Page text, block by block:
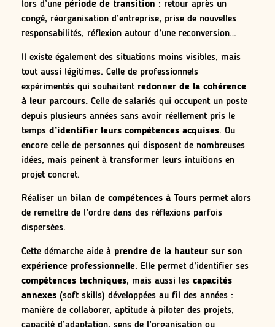
lors d’une période de transition : retour après un
congé, réorganisation d’entreprise, prise de nouvelles
responsabilités, réflexion autour d’une reconversion…
Il existe également des situations moins visibles, mais
tout aussi légitimes. Celle de professionnels
expérimentés qui souhaitent redonner de la cohérence
à leur parcours. Celle de salariés qui occupent un poste
depuis plusieurs années sans avoir réellement pris le
temps d’identifier leurs compétences acquises. Ou
encore celle de personnes qui disposent de nombreuses
idées, mais peinent à transformer leurs intuitions en
projet concret.
Réaliser un bilan de compétences à Tours permet alors
de remettre de l’ordre dans des réflexions parfois
dispersées.
Cette démarche aide à prendre de la hauteur sur son
expérience professionnelle. Elle permet d’identifier ses
compétences techniques, mais aussi les capacités
annexes (soft skills) développées au fil des années :
manière de collaborer, aptitude à piloter des projets,
capacité d’adaptation, sens de l’organisation ou